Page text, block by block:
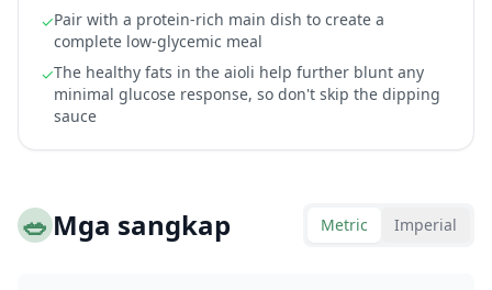
✓Pair with a protein-rich main dish to create a
complete low-glycemic meal
✓The healthy fats in the aioli help further blunt any
minimal glucose response, so don't skip the dipping
sauce
🥗Mga sangkap Metric Imperial